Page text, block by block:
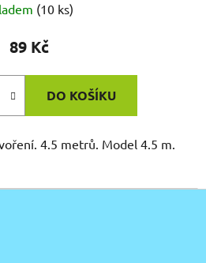
(10 ks)
89 Kč
DO KOŠÍKU
4.5 metrů. Model 4.5 m.